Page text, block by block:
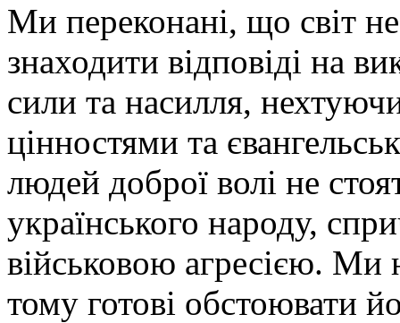
Ми переконані, що світ
знаходити відповіді на
сили та насилля,
цінностями та
людей доброї волі не
українського народу,
військовою агресією.
тому готові обстоювати